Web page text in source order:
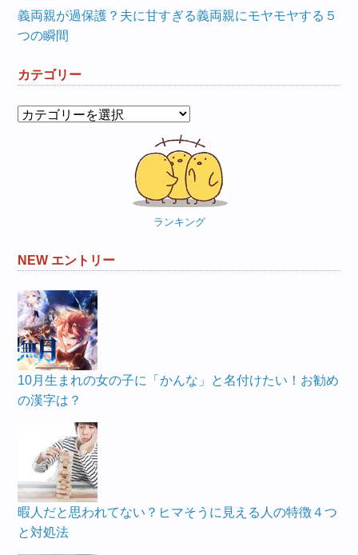
義両親が過保護？夫に甘すぎる義両親にモヤモヤする５
つの瞬間
カテゴリー
カ
ランキング
NEW エントリー
10月生まれの女の子に「かんな」と名付けたい！お勧め
の漢字は？
暇人だと思われてない？ヒマそうに見える人の特徴４つ
と対処法